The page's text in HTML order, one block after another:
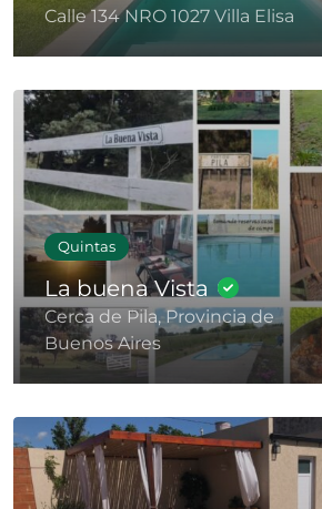
Calle 134 NRO 1027 Villa Elisa
Quintas
La buena Vista
Cerca de Pila, Provincia de
Buenos Aires